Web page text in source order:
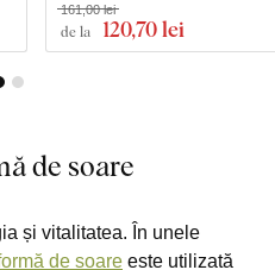
de la 120,70 lei
161,00 lei
de soare
și vitalitatea. În unele
de soare este utilizată